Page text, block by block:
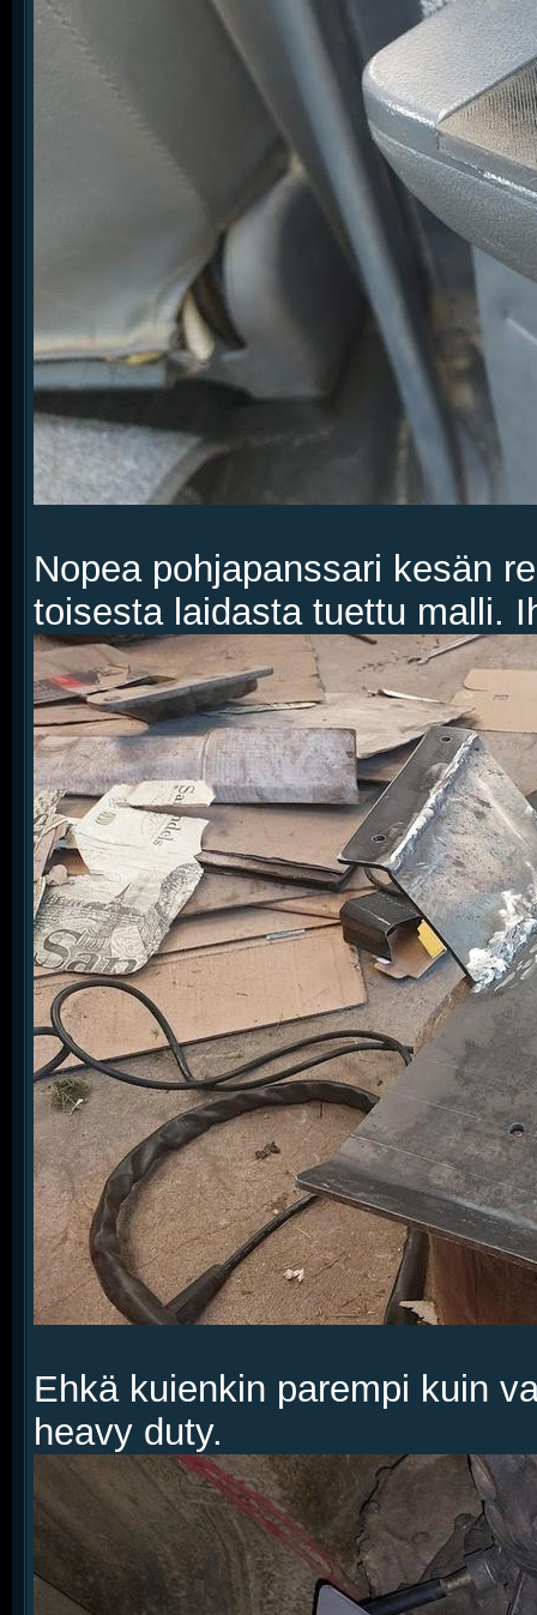
Nopea pohjapanssari kesän
toisesta laidasta tuettu malli.
Ehkä kuienkin parempi kuin
heavy duty.